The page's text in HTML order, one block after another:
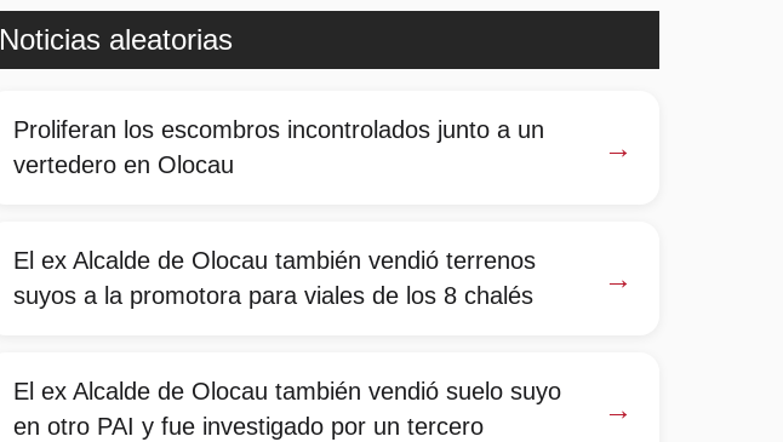
Noticias aleatorias
Proliferan los escombros incontrolados junto a un
vertedero en Olocau
→
El ex Alcalde de Olocau también vendió terrenos
suyos a la promotora para viales de los 8 chalés
→
El ex Alcalde de Olocau también vendió suelo suyo
en otro PAI y fue investigado por un tercero
→